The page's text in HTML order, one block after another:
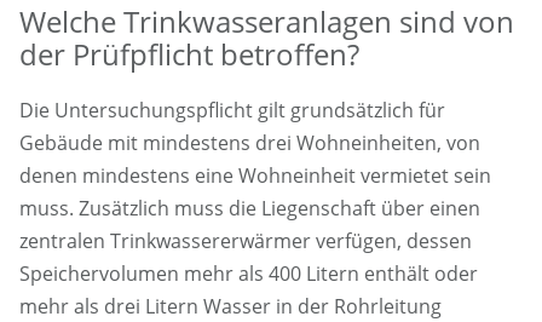
Welche Trinkwasseranlagen sind von
der Prüfpflicht betroffen?
Die Untersuchungspflicht gilt grundsätzlich für
Gebäude mit mindestens drei Wohneinheiten, von
denen mindestens eine Wohneinheit vermietet sein
muss. Zusätzlich muss die Liegenschaft über einen
zentralen Trinkwassererwärmer verfügen, dessen
Speichervolumen mehr als 400 Litern enthält oder
mehr als drei Litern Wasser in der Rohrleitung